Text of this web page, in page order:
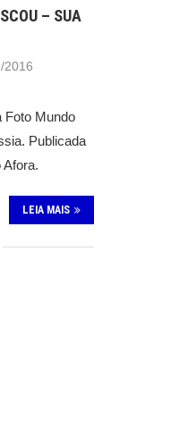
– SUA
2016
Foto Mundo
Publicada
LEIA MAIS